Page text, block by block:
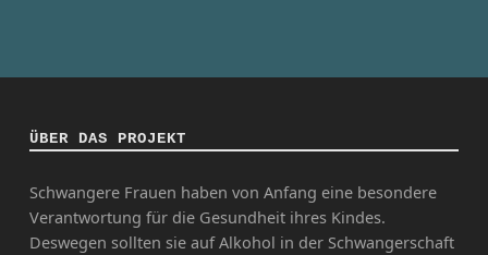
ÜBER DAS PROJEKT
Schwangere Frauen haben von Anfang eine besondere
Verantwortung für die Gesundheit ihres Kindes.
Deswegen sollten sie auf Alkohol in der Schwangerschaft